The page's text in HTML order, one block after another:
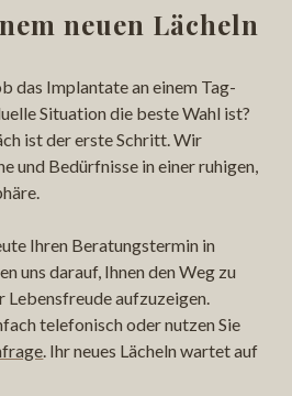
neuen Lächeln
das Implantate an einem Tag-
Situation die beste Wahl ist?
ist der erste Schritt. Wir
und Bedürfnisse in einer ruhigen,
Ihren Beratungstermin in
uns darauf, Ihnen den Weg zu
Lebensfreude aufzuzeigen.
telefonisch oder nutzen Sie
. Ihr neues Lächeln wartet auf